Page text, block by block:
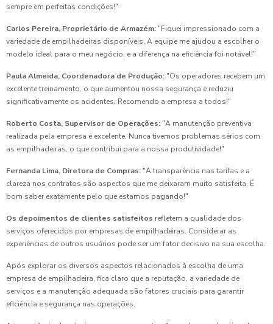
sempre em perfeitas condições!"
Carlos Pereira, Proprietário de Armazém: "Fiquei impressionado com a
variedade de empilhadeiras disponíveis. A equipe me ajudou a escolher o
modelo ideal para o meu negócio, e a diferença na eficiência foi notável!"
Paula Almeida, Coordenadora de Produção: "Os operadores recebem um
excelente treinamento, o que aumentou nossa segurança e reduziu
significativamente os acidentes. Recomendo a empresa a todos!"
Roberto Costa, Supervisor de Operações: "A manutenção preventiva
realizada pela empresa é excelente. Nunca tivemos problemas sérios com
as empilhadeiras, o que contribui para a nossa produtividade!"
Fernanda Lima, Diretora de Compras: "A transparência nas tarifas e a
clareza nos contratos são aspectos que me deixaram muito satisfeita. É
bom saber exatamente pelo que estamos pagando!"
Os depoimentos de clientes satisfeitos refletem a qualidade dos
serviços oferecidos por empresas de empilhadeiras. Considerar as
experiências de outros usuários pode ser um fator decisivo na sua escolha.
Após explorar os diversos aspectos relacionados à escolha de uma
empresa de empilhadeira, fica claro que a reputação, a variedade de
serviços e a manutenção adequada são fatores cruciais para garantir
eficiência e segurança nas operações.